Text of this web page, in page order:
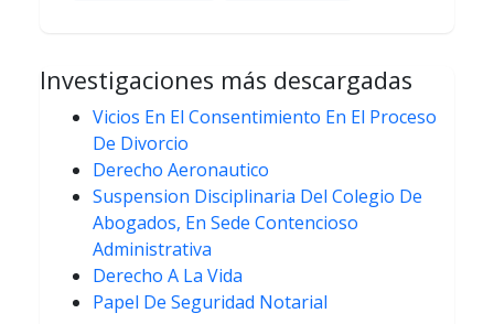
Investigaciones más descargadas
Vicios En El Consentimiento En El Proceso
De Divorcio
Derecho Aeronautico
Suspension Disciplinaria Del Colegio De
Abogados, En Sede Contencioso
Administrativa
Derecho A La Vida
Papel De Seguridad Notarial